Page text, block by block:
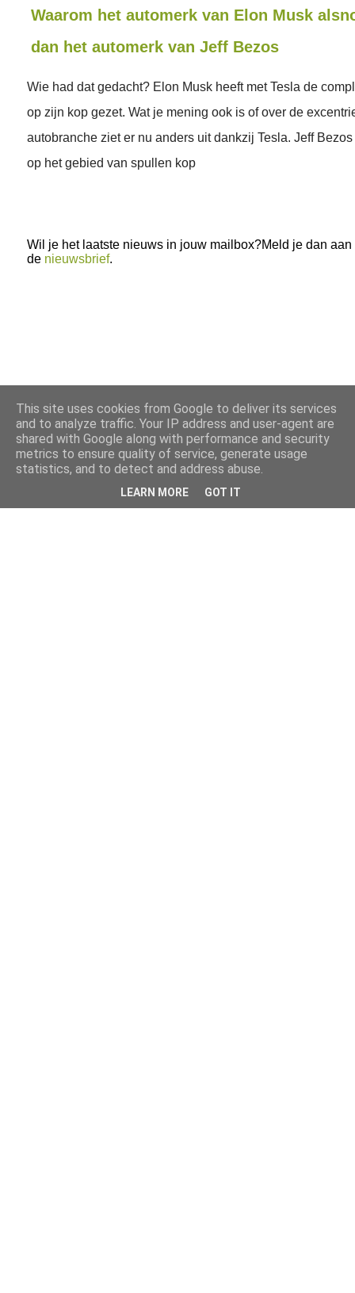
Waarom het automerk van Elon Musk
dan het automerk van Jeff Bezos
Wie had dat gedacht? Elon Musk heeft met Tesla de
op zijn kop gezet. Wat je mening ook is of over de
autobranche ziet er nu anders uit dankzij Tesla. Jeff
op het gebied van spullen kop
Wil je het laatste nieuws in jouw mailbox?Meld je dan aan
de nieuwsbrief.
This site uses cookies from Google to deliver its services
and to analyze traffic. Your IP address and user-agent are
shared with Google along with performance and security
metrics to ensure quality of service, generate usage
statistics, and to detect and address abuse.
LEARN MORE GOT IT